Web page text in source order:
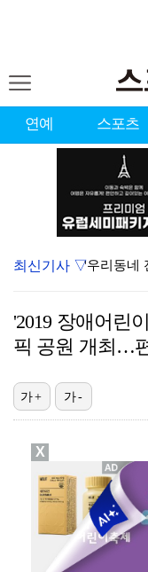
연예 스포츠
진세연,
[ST포토]
[ST포토]
[ST포토]
[ST포토]
최신기사 ▽
'2019 장애어린
픽 공원 개최…
가+ 가-
X